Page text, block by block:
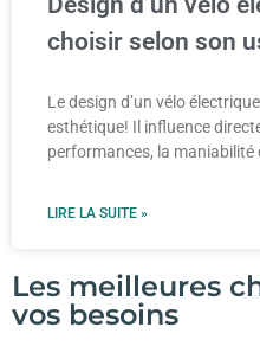
choisir selon son
Le design d’un vélo
esthétique! Il influence
performances, la maniabilité
LIRE LA SUITE »
Les meilleures
vos besoins